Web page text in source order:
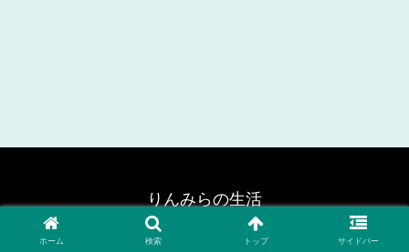
りんみらの生活
© 2024 りんみらの生活.
ホーム 検索 トップ サイドバー